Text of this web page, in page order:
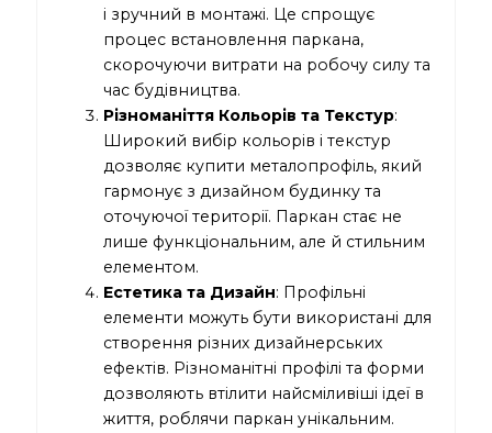
і зручний в монтажі. Це спрощує
процес встановлення паркана,
скорочуючи витрати на робочу силу та
час будівництва.
Різноманіття Кольорів та Текстур:
Широкий вибір кольорів і текстур
дозволяє купити металопрофіль, який
гармонує з дизайном будинку та
оточуючої території. Паркан стає не
лише функціональним, але й стильним
елементом.
Естетика та Дизайн: Профільні
елементи можуть бути використані для
створення різних дизайнерських
ефектів. Різноманітні профілі та форми
дозволяють втілити найсміливіші ідеї в
життя, роблячи паркан унікальним.